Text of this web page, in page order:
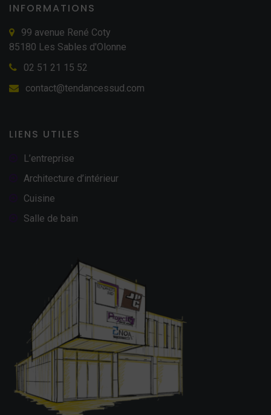
INFORMATIONS
99 avenue René Coty
85180 Les Sables d'Olonne
02 51 21 15 52
contact@tendancessud.com
LIENS UTILES
L’entreprise
Architecture d’intérieur
Cuisine
Salle de bain